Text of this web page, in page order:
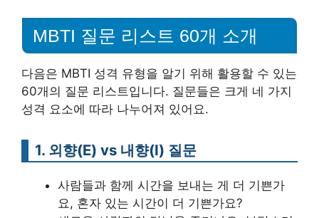
MBTI 질문 리스트 60개 소개
다음은 MBTI 성격 유형을 알기 위해 활용할 수 있는
60개의 질문 리스트입니다. 질문들은 크게 네 가지
성격 요소에 따라 나누어져 있어요.
1. 외향(E) vs 내향(I) 질문
사람들과 함께 시간을 보내는 게 더 기쁜가
요, 혼자 있는 시간이 더 기쁜가요?